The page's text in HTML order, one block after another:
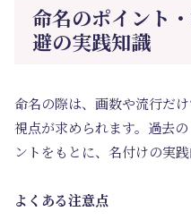
命名のポイント
避の実践知識
命名の際は、画数や流行だ
視点が求められます。過去
ントをもとに、名付けの実
よくある注意点